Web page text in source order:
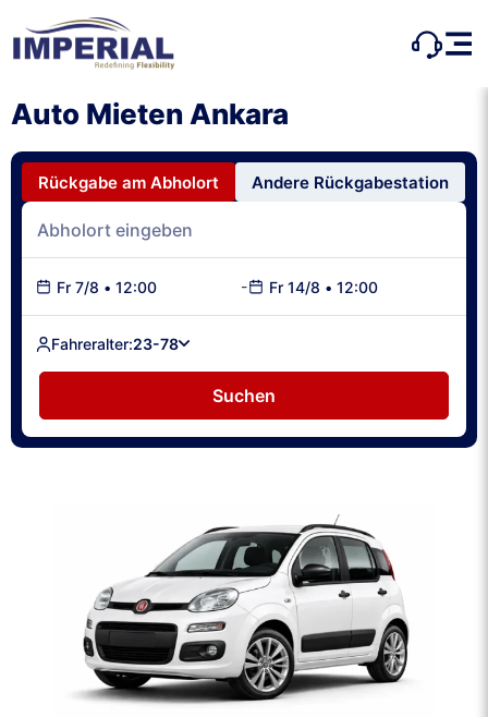
Auto Mieten Ankara
Rückgabe am Abholort Andere Rückgabestation
Fr 7/8 • 12:00 - Fr 14/8 • 12:00
Fahreralter:23-78
Suchen